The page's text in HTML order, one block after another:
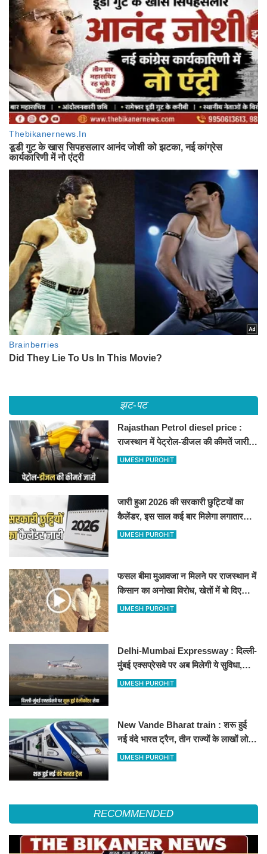
झट-पट
Rajasthan Petrol diesel price :
राजस्थान में पेट्रोल-डीजल की कीमतें जारी,
जानिए बीकानेर समेत पुरे प्रदेश में नए रेट
UMESH PUROHIT
जारी हुआ 2026 की सरकारी छुट्टियों का
कैलेंडर, इस साल कई बार मिलेगा लगातार
अवकाश, देखें
UMESH PUROHIT
फसल बीमा मुआवजा न मिलने पर राजस्थान में
किसान का अनोखा विरोध, खेतों में बो दिए
500-500 रुपए के नोट, वीडियो वायरल
UMESH PUROHIT
Delhi-Mumbai Expressway : दिल्ली-
मुंबई एक्सप्रेसवे पर अब मिलेगी ये सुविधा,
हेलीकॉप्टर सर्विस से तुरंत घायल पहुंचेगा
UMESH PUROHIT
New Vande Bharat train : शरू हुई
नई वंदे भारत ट्रैन, तीन राज्यों के लाखों लोगों
का सफर होगा आसान, देखें पूरा रूटमैप
UMESH PUROHIT
RECOMMENDED